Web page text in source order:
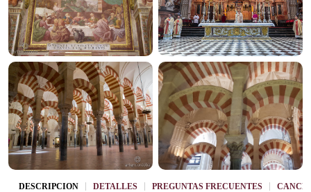
DESCRIPCIÓN DETALLES PREGUNTAS FRECUENTES